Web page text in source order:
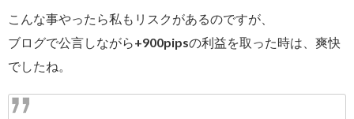
こんな事やったら私もリスクがあるのですが、
ブログで公言しながら+900pipsの利益を取った時は、爽快
でしたね。